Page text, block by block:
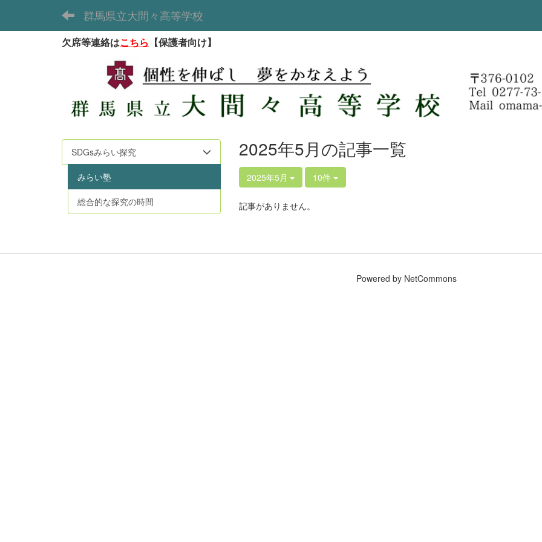
群馬県立大間々高等学校
欠席等連絡はこちら 【保護者向け】
2025年5月の記事一覧
2025年5月 10件
記事がありません。
SDGsみらい探究
みらい塾
総合的な探究の時間
Powered by NetCommons